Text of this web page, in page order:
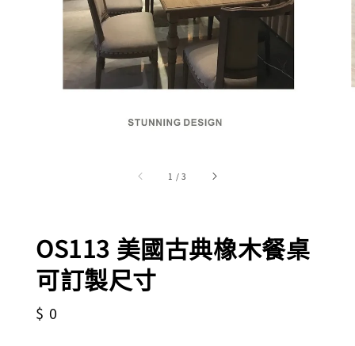
1 /3
OS113 美國古典橡木餐桌
可訂製尺寸
Regular
$ 0